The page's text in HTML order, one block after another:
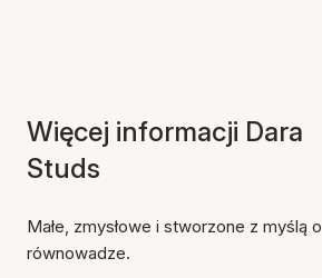
Więcej informacji Dara
Studs
Małe, zmysłowe i stworzone z myślą o
równowadze.